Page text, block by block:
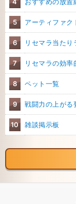
おすすめの放置
5 アーティファク
6 リセマラ当たり
7 リセマラの効率
8 ペット一覧
9 戦闘力の上がる
10 雑談掲示板